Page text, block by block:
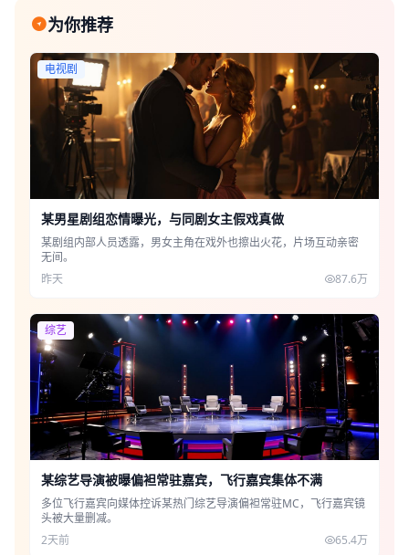
为你推荐
电视剧
某男星剧组恋情曝光，与同剧女主假戏真做
某剧组内部人员透露，男女主角在戏外也擦出火花，片场互动亲密
无间。
昨天
87.6万
综艺
某综艺导演被曝偏袒常驻嘉宾，飞行嘉宾集体不满
多位飞行嘉宾向媒体控诉某热门综艺导演偏袒常驻MC，飞行嘉宾镜
头被大量删减。
2天前
65.4万